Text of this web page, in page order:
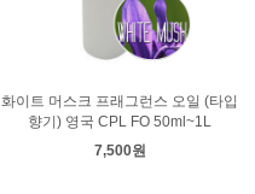
화이트 머스크 프래그런스 오일 (타입
향기) 영국 CPL FO 50ml~1L
7,500원